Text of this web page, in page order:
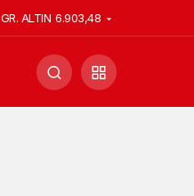
GR. ALTIN 6.903,48